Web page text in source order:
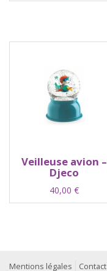
Veilleuse avion –
Djeco
40,00 €
Mentions légales Contact